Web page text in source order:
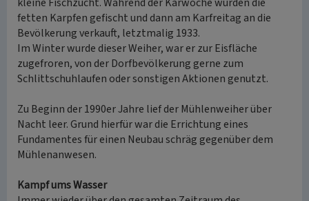
fetten Karpfen gefischt und dann am Karfreitag an die
Bevölkerung verkauft, letztmalig 1933.
Im Winter wurde dieser Weiher, war er zur Eisfläche
zugefroren, von der Dorfbevölkerung gerne zum
Schlittschuhlaufen oder sonstigen Aktionen genutzt.
Zu Beginn der 1990er Jahre lief der Mühlenweiher über
Nacht leer. Grund hierfür war die Errichtung eines
Fundamentes für einen Neubau schräg gegenüber dem
Mühlenanwesen.
Kampf ums Wasser